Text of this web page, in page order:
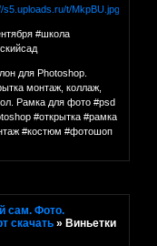
#школа
для Photoshop.
монтаж, коллаж,
Рамка для фото #psd
#открытка #рамка
#костюм #фотошоп
сам. Фото.
скачать »Виньетки